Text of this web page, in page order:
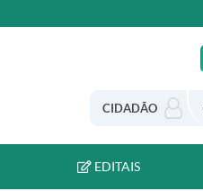
CIDADÃO
EDITAIS